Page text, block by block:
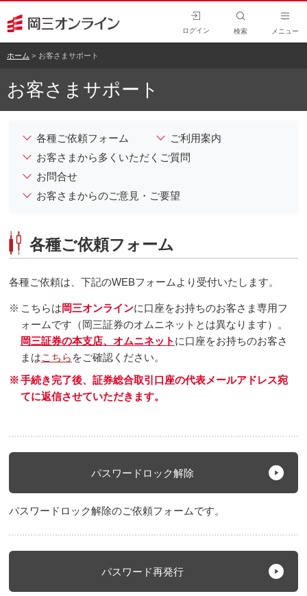
ログイン 検索 メニュー
ホーム お客さまサポート
お客さまサポート
各種ご依頼フォーム
ご利用案内
お客さまから多くいただくご質問
お問合せ
お客さまからのご意見・ご要望
各種ご依頼フォーム
各種ご依頼は、下記のWEBフォームより受付いたします。
※ こちらは岡三オンラインに口座をお持ちのお客さま専用フ
ォームです（岡三証券のオムニネットとは異なります）。
岡三証券の本支店、オムニネット に口座をお持ちのお客さ
まはこちら をご確認ください。
※手続き完了後、証券総合取引口座の代表メールアドレス宛
てに返信させていただきます。
パスワードロック解除
パスワードロック解除のご依頼フォームです。
パスワード再発行